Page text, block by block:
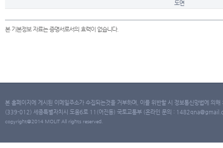
도면
본 기본정보 자료는 증명서로서의 효력이 없습니다.
본 홈페이지에 게시된 이메일주소가 수집되는것을 거부하며, 이를 위반할 시 정보통신망법에 의
(339-012) 세종특별자치시 도움6로 11(어진동) 국토교통부 (온라인 문의 :
copyright@2014 MOLIT All rights reserved.